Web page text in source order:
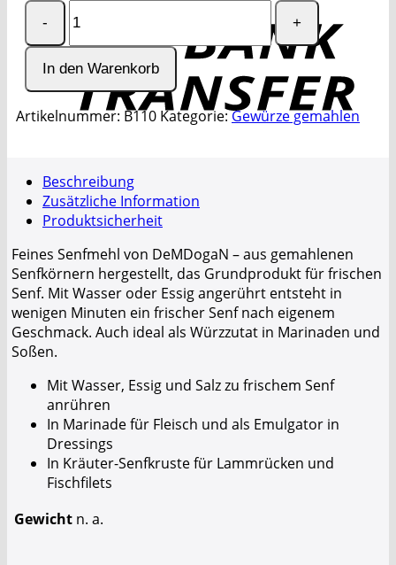
Menge
In den Warenkorb
Artikelnummer: B110 Kategorie:Gewürze gemahlen
Beschreibung
Zusätzliche Information
Produktsicherheit
Feines Senfmehl von DeMDogaN – aus gemahlenen
Senfkörnern hergestellt, das Grundprodukt für frischen
Senf. Mit Wasser oder Essig angerührt entsteht in
wenigen Minuten ein frischer Senf nach eigenem
Geschmack. Auch ideal als Würzzutat in Marinaden und
Soßen.
Mit Wasser, Essig und Salz zu frischem Senf
anrühren
In Marinade für Fleisch und als Emulgator in
Dressings
In Kräuter-Senfkruste für Lammrücken und
Fischfilets
Gewicht n. a.